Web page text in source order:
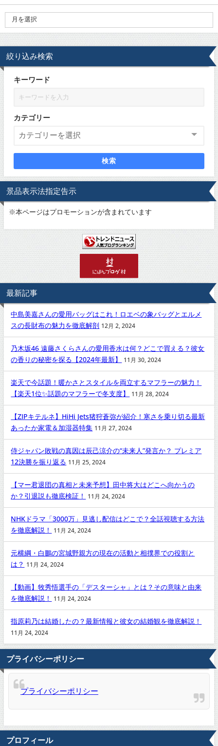
絞り込み検索
キーワード
カテゴリー
検索
景品表示法指定告示
※本ページはプロモーションが含まれています
最新記事
中島美嘉さんの愛用バッグはこれ！ロエベの象バッグとエルメ
スの長財布の魅力を徹底解剖 12月 2, 2024
乃木坂46 遠藤さくらさんの愛用香水は何？どこで買える？彼女
の香りの秘密を探る【2024年最新】
11月 30, 2024
楽天で今話題！暖かさとスタイルを両立するマフラーの魅力！
【楽天1位✨話題のマフラーで冬支度】
11月 28, 2024
【ZIPキテルネ】HiHi Jets猪狩蒼弥が紹介！寒さを乗り切る最新
あったか家電＆加湿器特集 11月 27, 2024
侍ジャパン敗戦の真因は辰己涼介の“未来人”発言か？ プレミア
12決勝を振り返る 11月 25, 2024
【マー君退団の真相と未来予想】田中将大はどこへ向かうの
か？引退説も徹底検証！
11月 24, 2024
NHKドラマ「3000万」見逃し配信はどこで？全話視聴する方法
を徹底解説！
11月 24, 2024
元横綱・白鵬の宮城野親方の現在の活動と相撲界での役割と
は？ 11月 24, 2024
【動画】牧秀悟選手の「デスターシャ」とは？その意味と由来
を徹底解説！
11月 24, 2024
指原莉乃は結婚したの？最新情報と彼女の結婚観を徹底解説！
11月 24, 2024
プライバシーポリシー
プライバシーポリシー
プロフィール